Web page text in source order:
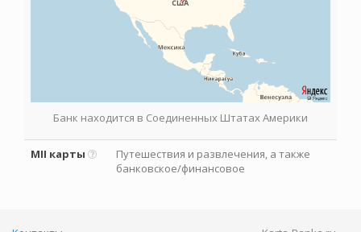
Банк находится в Соединенных Штатах Америки
MII карты
Путешествия и развлечения, а также
банковское/финансовое